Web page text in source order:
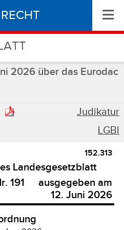
≡
2026 über das Eurodac
Judikatur
LGBl